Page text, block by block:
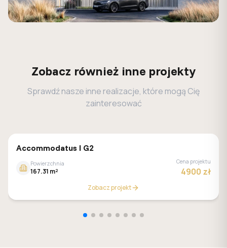
Zobacz również inne projekty
Sprawdź nasze inne realizacje, które mogą Cię
zainteresować
MALACHIT
Accommodatus I G2
Powierzchnia
167.31 m²
Cena projektu
4900 zł
Zobacz projekt